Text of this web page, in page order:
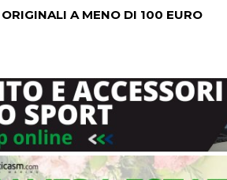
A MENO DI 100 EURO